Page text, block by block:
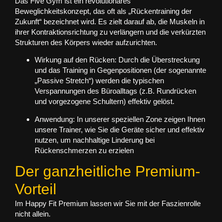
Beweglichkeitskonzept, das oft als „Rückentraining der
Zukunft“ bezeichnet wird. Es zielt darauf ab, die Muskeln in
ihrer Kontraktionsrichtung zu verlängern und die verkürzten
Strukturen des Körpers wieder aufzurichten.
Wirkung auf den Rücken: Durch die Überstreckung
und das Training in Gegenpositionen (der sogenannte
„Passive Stretch“) werden die typischen
Verspannungen des Büroalltags (z.B. Rundrücken
und vorgezogene Schultern) effektiv gelöst.
Anwendung: In unserer speziellen Zone zeigen Ihnen
unsere Trainer, wie Sie die Geräte sicher und effektiv
nutzen, um nachhaltige Linderung bei
Rückenschmerzen zu erzielen
Der ganzheitliche Premium-
Vorteil
Im Happy Fit Premium lassen wir Sie mit der Faszienrolle
nicht allein.